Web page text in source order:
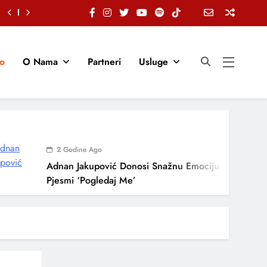
O Nama Partneri Usluge
2 Godine Ago
Adnan Jakupović Donosi Snažnu Emociju U Novoj
Pjesmi ‘Pogledaj Me’